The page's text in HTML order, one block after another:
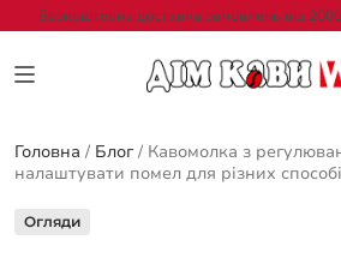
Безкоштовна доставка замовлень від
Головна / Блог / Кавомолка з
налаштувати помел для різних
Огляди